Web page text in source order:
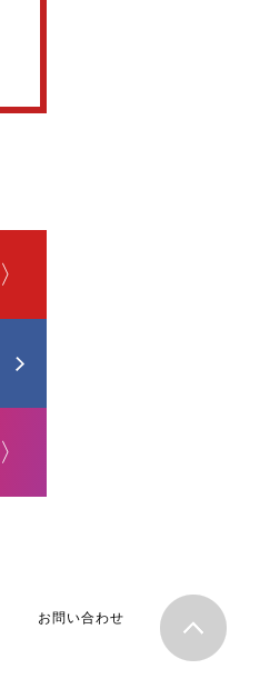
〉
〉
お問い合わせ